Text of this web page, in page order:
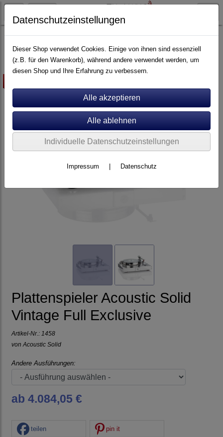
Plattenspieler Acoustic Solid
Plattenspieler Acoustic Solid
Vintage Full Exclusive
Artikel-Nr.: 1458
von Acoustic Solid
Andere Ausführungen:
ab 4.084,05 €
teilen pin it
Datenschutzeinstellungen
Dieser Shop verwendet Cookies. Einige von ihnen sind essenziell
(z.B. für den Warenkorb), während andere verwendet werden, um
diesen Shop und Ihre Erfahrung zu verbessern.
Individuelle Datenschutzeinstellungen
Impressum Datenschutz